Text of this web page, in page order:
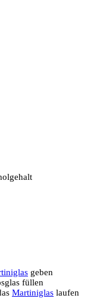
geben
füllen
Martiniglas laufen